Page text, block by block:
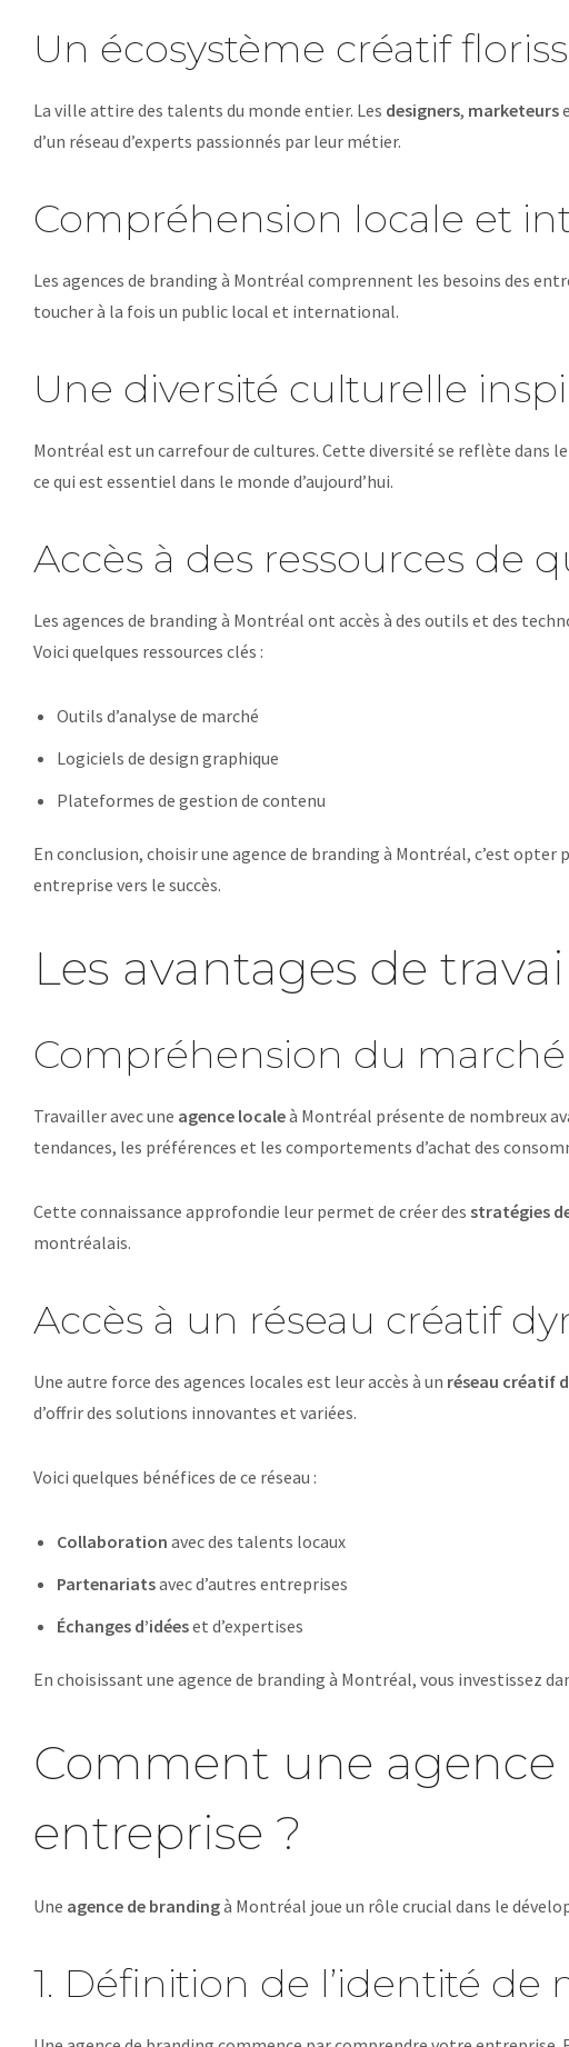
Un écosystème créatif
La ville attire des talents du monde entier. Les designers, marketeurs
d’un réseau d’experts passionnés par leur métier.
Compréhension locale et
Les agences de branding à Montréal comprennent les besoins des
toucher à la fois un public local et international.
Une diversité culturelle
Montréal est un carrefour de cultures. Cette diversité se reflète dans
ce qui est essentiel dans le monde d’aujourd’hui.
Accès à des ressources de
Les agences de branding à Montréal ont accès à des outils et des
Voici quelques ressources clés :
Outils d’analyse de marché
Logiciels de design graphique
Plateformes de gestion de contenu
En conclusion, choisir une agence de branding à Montréal, c’est
entreprise vers le succès.
Les avantages de
Compréhension du
Travailler avec une agence localeà Montréal présente de nombreux
tendances, les préférences et les comportements d’achat des
Cette connaissance approfondie leur permet de créer des stratégies
montréalais.
Accès à un réseau créatif
Une autre force des agences locales est leur accès à un réseau créatif
d’offrir des solutions innovantes et variées.
Voici quelques bénéfices de ce réseau :
Collaboration avec des talents locaux
Partenariatsavec d’autres entreprises
Échanges d’idéeset d’expertises
En choisissant une agence de branding à Montréal, vous investissez
Comment une
entreprise ?
Une agence de brandingà Montréal joue un rôle crucial dans le
1. Définition de l’identité de